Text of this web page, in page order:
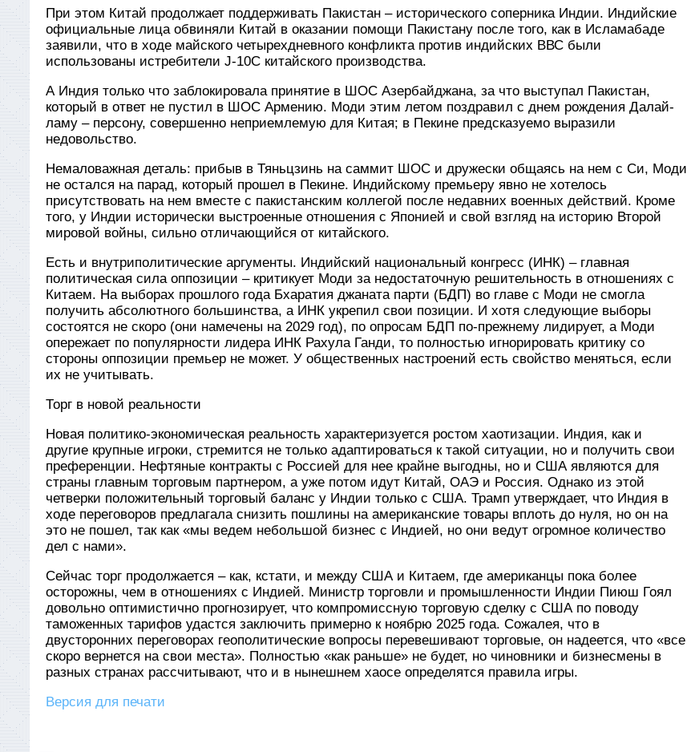
При этом Китай продолжает поддерживать Пакистан – исторического соперника Индии. Индийские
официальные лица обвиняли Китай в оказании помощи Пакистану после того, как в Исламабаде
заявили, что в ходе майского четырехдневного конфликта против индийских ВВС были
использованы истребители J-10C китайского производства.
А Индия только что заблокировала принятие в ШОС Азербайджана, за что выступал Пакистан,
который в ответ не пустил в ШОС Армению. Моди этим летом поздравил с днем рождения Далай-
ламу – персону, совершенно неприемлемую для Китая; в Пекине предсказуемо выразили
недовольство.
Немаловажная деталь: прибыв в Тяньцзинь на саммит ШОС и дружески общаясь на нем с Си, Моди
не остался на парад, который прошел в Пекине. Индийскому премьеру явно не хотелось
присутствовать на нем вместе с пакистанским коллегой после недавних военных действий. Кроме
того, у Индии исторически выстроенные отношения с Японией и свой взгляд на историю Второй
мировой войны, сильно отличающийся от китайского.
Есть и внутриполитические аргументы. Индийский национальный конгресс (ИНК) – главная
политическая сила оппозиции – критикует Моди за недостаточную решительность в отношениях с
Китаем. На выборах прошлого года Бхаратия джаната парти (БДП) во главе с Моди не смогла
получить абсолютного большинства, а ИНК укрепил свои позиции. И хотя следующие выборы
состоятся не скоро (они намечены на 2029 год), по опросам БДП по-прежнему лидирует, а Моди
опережает по популярности лидера ИНК Рахула Ганди, то полностью игнорировать критику со
стороны оппозиции премьер не может. У общественных настроений есть свойство меняться, если
их не учитывать.
Торг в новой реальности
Новая политико-экономическая реальность характеризуется ростом хаотизации. Индия, как и
другие крупные игроки, стремится не только адаптироваться к такой ситуации, но и получить свои
преференции. Нефтяные контракты с Россией для нее крайне выгодны, но и США являются для
страны главным торговым партнером, а уже потом идут Китай, ОАЭ и Россия. Однако из этой
четверки положительный торговый баланс у Индии только с США. Трамп утверждает, что Индия в
ходе переговоров предлагала снизить пошлины на американские товары вплоть до нуля, но он на
это не пошел, так как «мы ведем небольшой бизнес с Индией, но они ведут огромное количество
дел с нами».
Сейчас торг продолжается – как, кстати, и между США и Китаем, где американцы пока более
осторожны, чем в отношениях с Индией. Министр торговли и промышленности Индии Пиюш Гоял
довольно оптимистично прогнозирует, что компромиссную торговую сделку с США по поводу
таможенных тарифов удастся заключить примерно к ноябрю 2025 года. Сожалея, что в
двусторонних переговорах геополитические вопросы перевешивают торговые, он надеется, что «все
скоро вернется на свои места». Полностью «как раньше» не будет, но чиновники и бизнесмены в
разных странах рассчитывают, что и в нынешнем хаосе определятся правила игры.
Версия для печати